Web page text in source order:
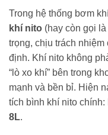
Trong hệ thống bơm
khí nito (hay còn gọi là
trọng, chịu trách
định. Khí nito không
“lò xo khí” bên trong
mạnh và bền bỉ. Hiện
tích bình khí nito chính:
8L.